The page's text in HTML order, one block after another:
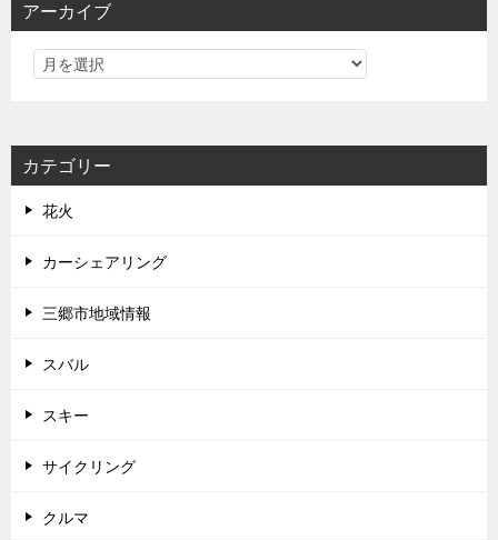
アーカイブ
カテゴリー
花火
カーシェアリング
三郷市地域情報
スバル
スキー
サイクリング
クルマ